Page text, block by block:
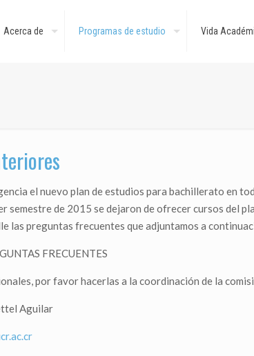
Acerca de Programas de estudio Vida
el nuevo plan de estudios para bachillerato en
semestre de 2015 se dejaron de ofrecer cursos del
las preguntas frecuentes que adjuntamos a
FRECUENTES
por favor hacerlas a la coordinación de la
Aguilar